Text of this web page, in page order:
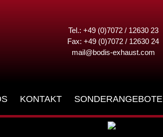
Tel.: +49 (0)7072 / 12630 23
Fax: +49 (0)7072 / 12630 24
mail@bodis-exhaust.com
KONTAKT SONDERANGEBOTE